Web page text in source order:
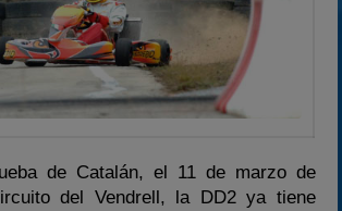
de Catalán, el 11 de marzo de
del Vendrell, la DD2 ya tiene